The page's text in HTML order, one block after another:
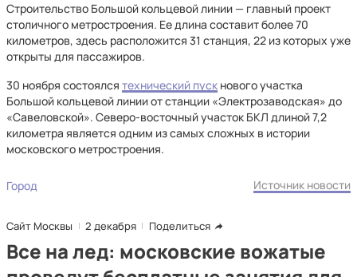
Строительство Большой кольцевой линии — главный проект
столичного метростроения. Ее длина составит более 70
километров, здесь расположится 31 станция, 22 из которых уже
открыты для пассажиров.
30 ноября состоялся технический пуск нового участка
Большой кольцевой линии от станции «Электрозаводская» до
«Савеловской». Северо-восточный участок БКЛ длиной 7,2
километра является одним из самых сложных в истории
московского метростроения.
Город Источник новости
Сайт Москвы 2 декабря Поделиться
Все на лед: московские вожатые